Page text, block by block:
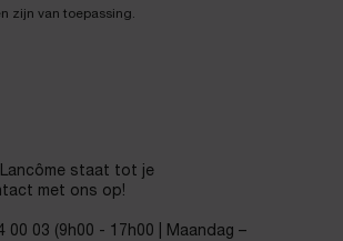
zijn van toepassing.
staat tot je
met ons op!
00 03 (9h00 - 17h00 | Maandag –